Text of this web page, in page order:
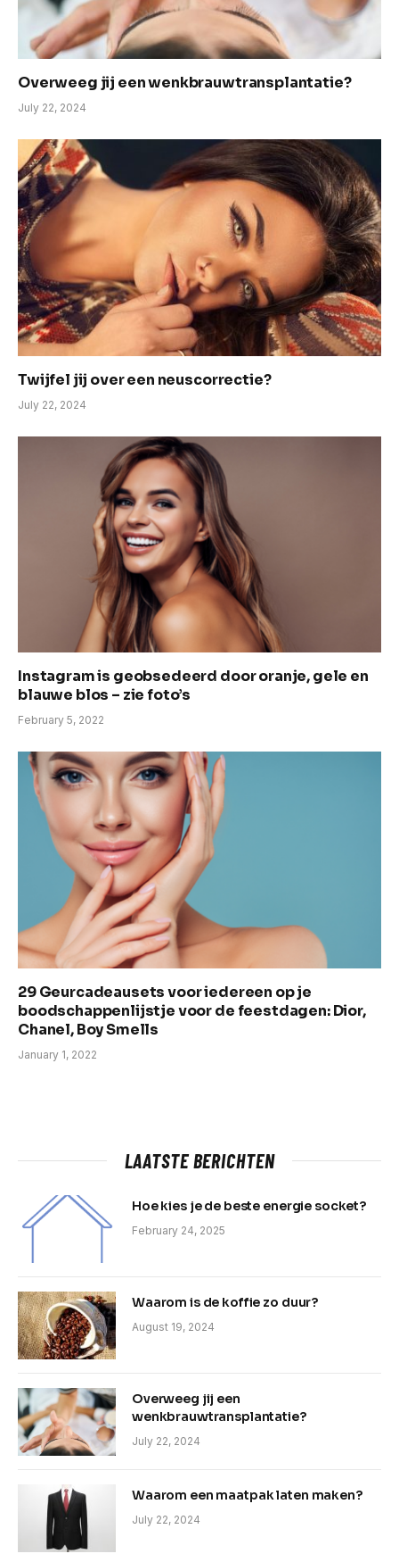
Overweeg jij een wenkbrauwtransplantatie?
July 22, 2024
Twijfel jij over een neuscorrectie?
July 22, 2024
Instagram is geobsedeerd door oranje, gele en
blauwe blos – zie foto’s
February 5, 2022
29 Geurcadeausets voor iedereen op je
boodschappenlijstje voor de feestdagen: Dior,
Chanel, Boy Smells
January 1, 2022
LAATSTE BERICHTEN
Hoe kies je de beste energie socket?
February 24, 2025
Waarom is de koffie zo duur?
August 19, 2024
Overweeg jij een
wenkbrauwtransplantatie?
July 22, 2024
Waarom een maatpak laten maken?
July 22, 2024